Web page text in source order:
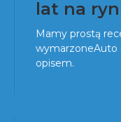
lat na
Mamy prostą
wymarzoneAuto
opisem.